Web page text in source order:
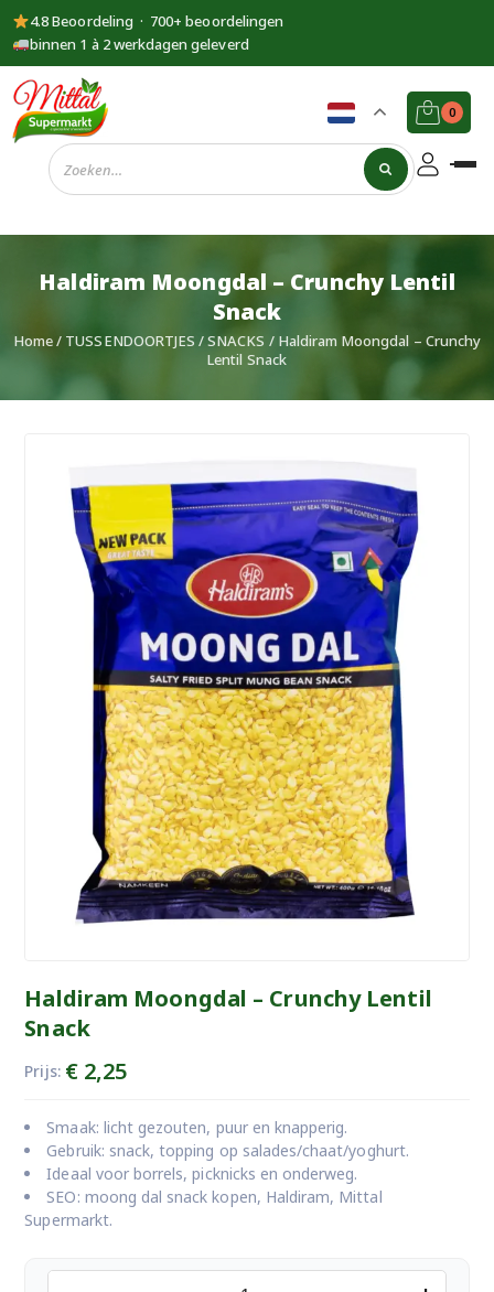
4.8 Beoordeling · 700+ beoordelingen
binnen 1 à 2 werkdagen geleverd
Supermarkt
Mittal
0
Haldiram Moongdal – Crunchy Lentil
Snack
Home/ TUSSENDOORTJES /SNACKS / Haldiram Moongdal – Crunchy
Lentil Snack
Haldiram Moongdal – Crunchy Lentil
Snack
Prijs: €2,25
Smaak: licht gezouten, puur en knapperig.
Gebruik: snack, topping op salades/chaat/yoghurt.
Ideaal voor borrels, picknicks en onderweg.
SEO: moong dal snack kopen, Haldiram, Mittal
Supermarkt.